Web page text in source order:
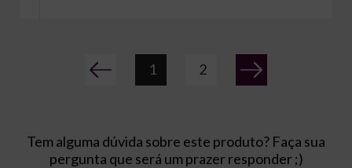
1 2
Tem alguma dúvida sobre este produto? Faça sua
pergunta que será um prazer responder ;)